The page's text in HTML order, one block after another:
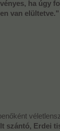
ha úgy
van elültetve."
szántó, Erdei